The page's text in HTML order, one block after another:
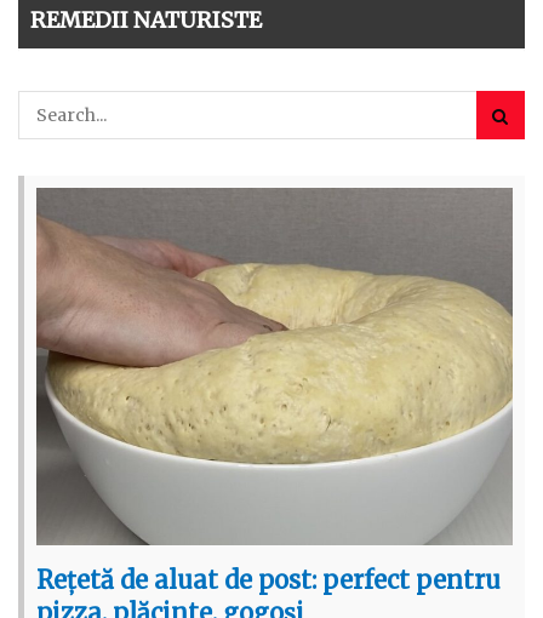
REMEDII NATURISTE
Rețetă de aluat de post: perfect pentru